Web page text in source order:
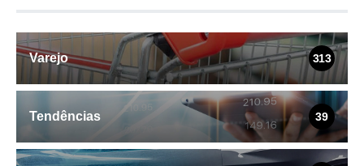
Varejo 313
Tendências 39